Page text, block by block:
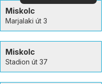
Miskolc
Marjalaki út 3
Miskolc
Stadion út 37